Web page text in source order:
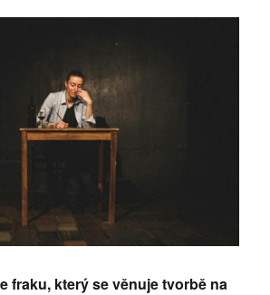
fraku, který se věnuje tvorbě na